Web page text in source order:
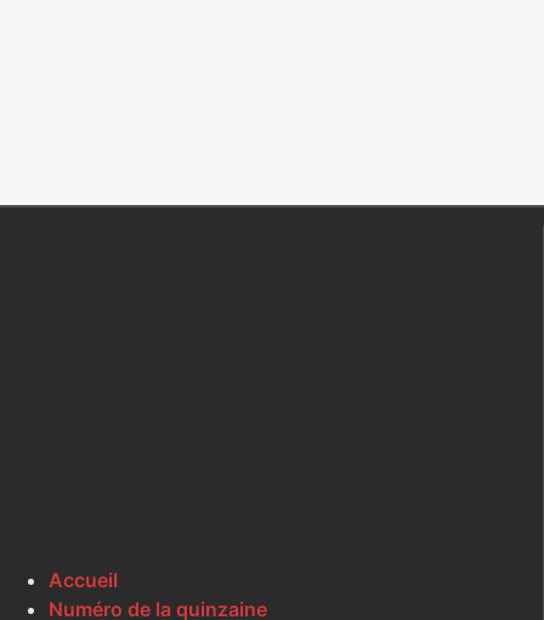
Accueil
Numéro de la quinzaine